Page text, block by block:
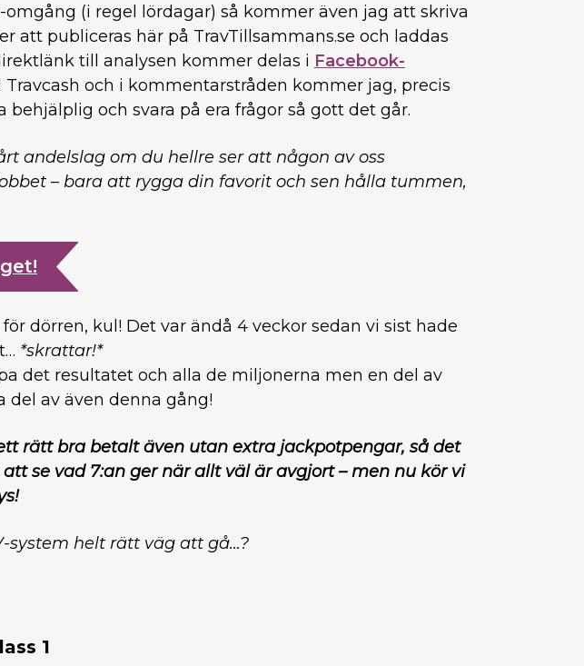
omgång (i regel lördagar) så kommer även jag att skriva
att publiceras här på TravTillsammans.se och laddas
till analysen kommer delas i Facebook-
Travcash och i kommentarstråden kommer jag, precis
behjälplig och svara på era frågor så gott det går.
andelslag om du hellre ser att någon av oss
– bara att rygga din favorit och sen hålla tummen,
dörren, kul! Det var ändå 4 veckor sedan vi sist hade
*skrattar!*
det resultatet och alla de miljonerna men en del av
del av även denna gång!
rätt bra betalt även utan extra jackpotpengar, så det
se vad 7:an ger när allt väl är avgjort – men nu kör vi
system helt rätt väg att gå…?
1